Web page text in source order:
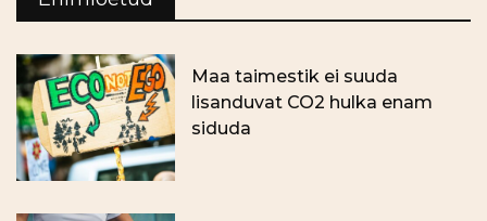
Maa taimestik ei suuda
lisanduvat CO2 hulka enam
siduda